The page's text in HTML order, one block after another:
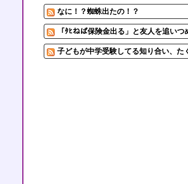
なに！？蜘蛛出たの！？
「ﾀﾋねば保険金出る」と友人を追い
子どもが中学受験してる知り合い、